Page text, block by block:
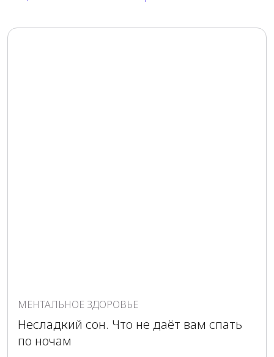
МЕНТАЛЬНОЕ ЗДОРОВЬЕ
Несладкий сон. Что не даёт вам спать
по ночам